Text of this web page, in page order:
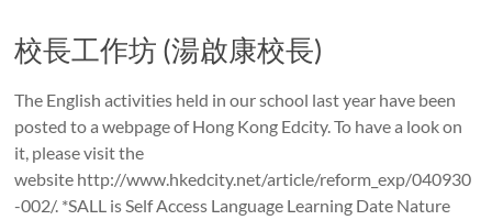
校長工作坊 (湯啟康校長)
The English activities held in our school last year have been
posted to a webpage of Hong Kong Edcity. To have a look on
it, please visit the
website http://www.hkedcity.net/article/reform_exp/040930
-002/. *SALL is Self Access Language Learning Date Nature